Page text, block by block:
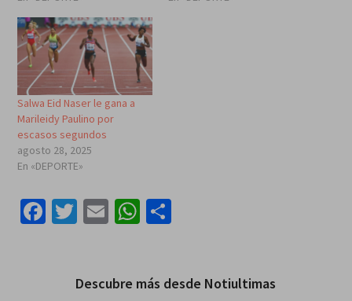
Salwa Eid Naser le gana a
Marileidy Paulino por
escasos segundos
agosto 28, 2025
En «DEPORTE»
Facebook
Twitter
EmailWhatsApp
Compartir
Descubre más desde Notiultimas